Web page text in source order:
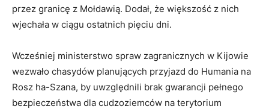
przez granicę z Mołdawią. Dodał, że większość z nich
wjechała w ciągu ostatnich pięciu dni.
Wcześniej ministerstwo spraw zagranicznych w Kijowie
wezwało chasydów planujących przyjazd do Humania na
Rosz ha-Szana, by uwzględnili brak gwarancji pełnego
bezpieczeństwa dla cudzoziemców na terytorium